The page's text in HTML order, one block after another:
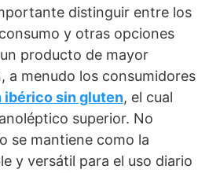
distinguir entre los
y otras opciones
producto de mayor
a menudo los consumidores
ibérico sin gluten, el cual
superior. No
se mantiene como la
y versátil para el uso diario